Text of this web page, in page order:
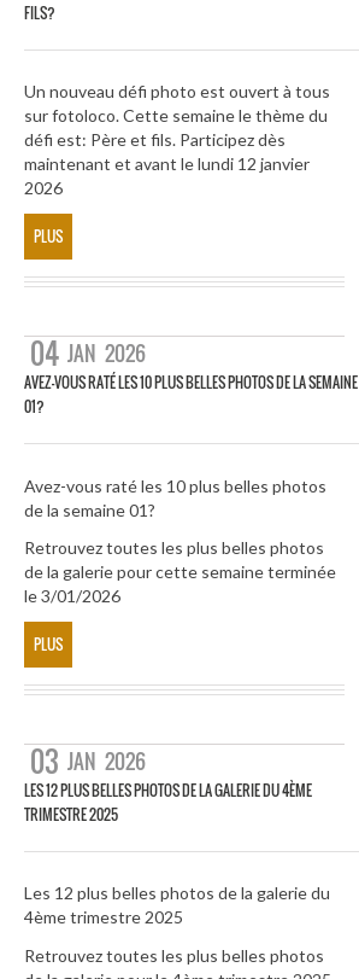
FILS?
Un nouveau défi photo est ouvert à tous
sur fotoloco. Cette semaine le thème du
défi est: Père et fils. Participez dès
maintenant et avant le lundi 12 janvier
2026
PLUS
04 JAN 2026
AVEZ-VOUS RATÉ LES 10 PLUS BELLES PHOTOS DE LA SEMAINE
01?
Avez-vous raté les 10 plus belles photos
de la semaine 01?
Retrouvez toutes les plus belles photos
de la galerie pour cette semaine terminée
le 3/01/2026
PLUS
03 JAN 2026
LES 12 PLUS BELLES PHOTOS DE LA GALERIE DU 4ÈME
TRIMESTRE 2025
Les 12 plus belles photos de la galerie du
4ème trimestre 2025
Retrouvez toutes les plus belles photos